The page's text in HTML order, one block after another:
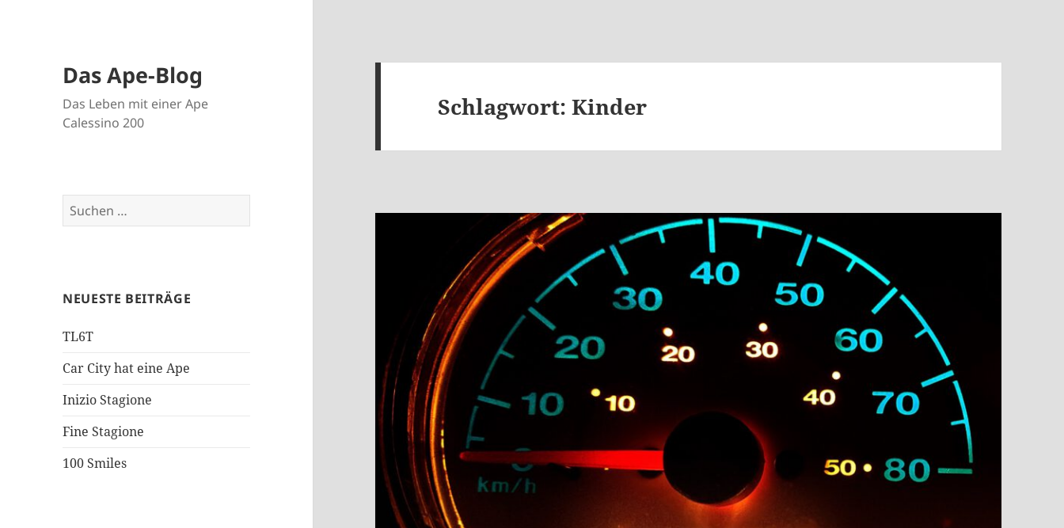
Das Ape-Blog
Das Leben mit einer Ape
Calessino 200
Suche
nach:
NEUESTE BEITRÄGE
TL6T
Car City hat eine Ape
Inizio Stagione
Fine Stagione
100 Smiles
Schlagwort:Kinder